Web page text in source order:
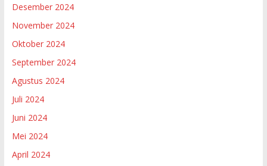
Desember 2024
November 2024
Oktober 2024
September 2024
Agustus 2024
Juli 2024
Juni 2024
Mei 2024
April 2024